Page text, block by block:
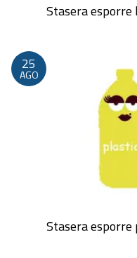
Stasera
Dalle 20:00 alle 23:59
25
AGO
Stasera
Dalle 20:00 alle 23:59